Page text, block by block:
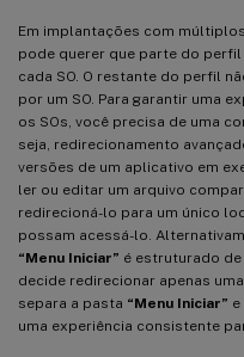
Em implantações com
pode querer que parte do
cada SO. O restante do perfil
por um SO. Para garantir uma
os SOs, você precisa de uma
seja, redirecionamento
versões de um aplicativo em
ler ou editar um arquivo
redirecioná-lo para um único
possam acessá-lo.
“Menu Iniciar” é estruturado
decide redirecionar apenas
separa a pasta “Menu Iniciar”
uma experiência consistente